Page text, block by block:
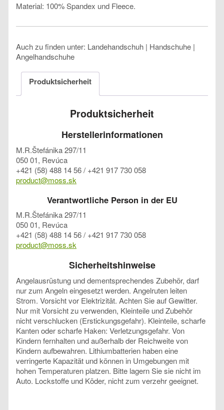
Material: 100% Spandex und Fleece.
Auch zu finden unter: Landehandschuh | Handschuhe |
Angelhandschuhe
Produktsicherheit
Produktsicherheit
Herstellerinformationen
M.R.Štefánika 297/11
050 01, Revúca
+421 (58) 488 14 56 / +421 917 730 058
product@moss.sk
Verantwortliche Person in der EU
M.R.Štefánika 297/11
050 01, Revúca
+421 (58) 488 14 56 / +421 917 730 058
product@moss.sk
Sicherheitshinweise
Angelausrüstung und dementsprechendes Zubehör, darf
nur zum Angeln eingesetzt werden. Angelruten leiten
Strom. Vorsicht vor Elektrizität. Achten Sie auf Gewitter.
Nur mit Vorsicht zu verwenden, Kleinteile und Zubehör
nicht verschlucken (Erstickungsgefahr). Kleinteile, scharfe
Kanten oder scharfe Haken: Verletzungsgefahr. Von
Kindern fernhalten und außerhalb der Reichweite von
Kindern aufbewahren. Lithiumbatterien haben eine
verringerte Kapazität und können in Umgebungen mit
hohen Temperaturen platzen. Bitte lagern Sie sie nicht im
Auto. Lockstoffe und Köder, nicht zum verzehr geeignet.